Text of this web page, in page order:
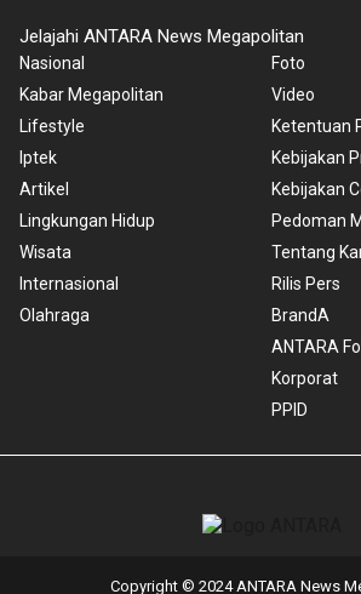
Jelajahi ANTARA News Megapolitan
Nasional
Kabar Megapolitan
Lifestyle
Iptek
Artikel
Lingkungan Hidup
Wisata
Internasional
Olahraga
Foto
Video
Ketentuan
Kebijakan
Kebijakan
Pedoman
Tentang
Rilis Pers
BrandA
ANTARA
Korporat
PPID
Copyright © 2024 ANTARA News